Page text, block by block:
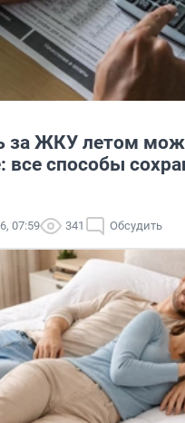
за ЖКУ летом
все способы
07:59 341 Обсудить